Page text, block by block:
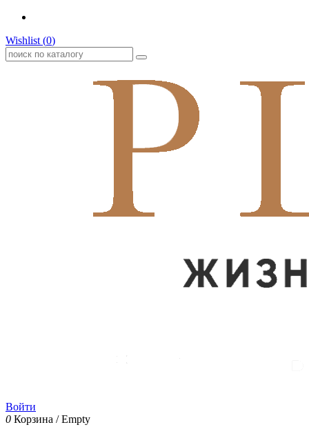
Wishlist (0)
Войти
0 Корзина /Empty